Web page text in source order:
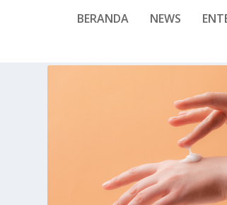
BERANDA NEWS